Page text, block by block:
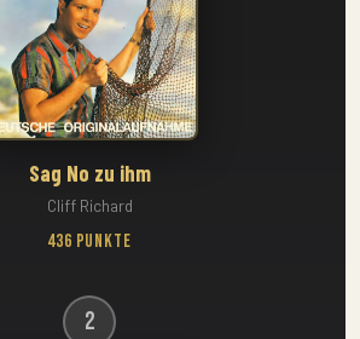
Sag No zu ihm
Cliff Richard
436 Punkte
2